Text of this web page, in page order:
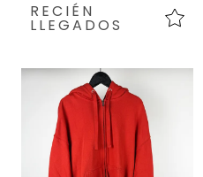
RECIÉN
LLEGADOS